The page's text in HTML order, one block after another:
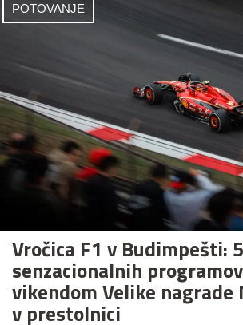
POTOVANJE
Vročica F1 v Budimpešti: 5
senzacionalnih
vikendom Velike nagrade
v prestolnici